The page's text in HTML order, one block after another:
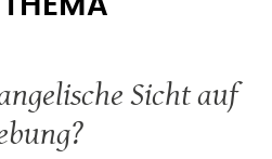
Sicht auf